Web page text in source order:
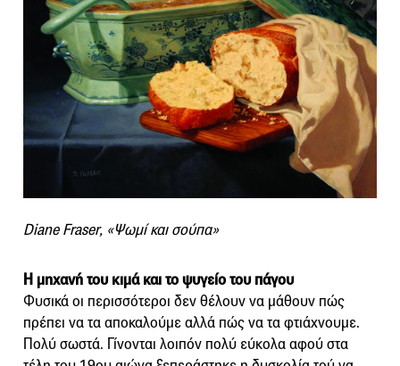
Diane Fraser, «Ψωμί και σούπα»
Η μηχανή του κιμά και το ψυγείο του πάγου
Φυσικά οι περισσότεροι δεν θέλουν να μάθουν πώς
πρέπει να τα αποκαλούμε αλλά πώς να τα φτιάχνουμε.
Πολύ σωστά. Γίνονται λοιπόν πολύ εύκολα αφού στα